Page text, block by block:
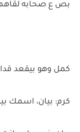
بص ع صحابه لقاهم
كمل وهو بيقعد
كرم: بيان، اسمك